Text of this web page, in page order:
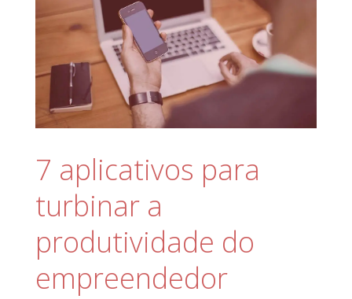
7 aplicativos para
turbinar a
produtividade do
empreendedor